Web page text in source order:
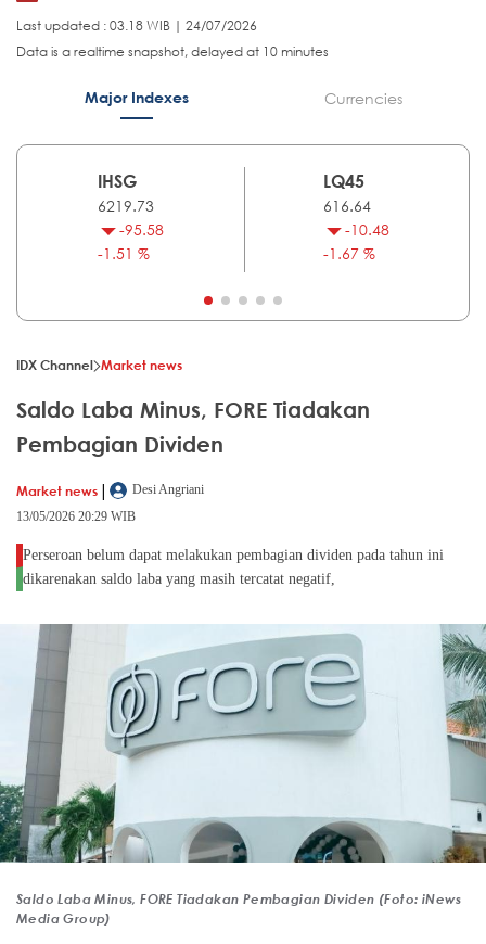
Last updated : 03.18 WIB | 24/07/2026
Data is a realtime snapshot, delayed at 10 minutes
Major Indexes Currencies
IHSG
6219.73
-95.58
-1.51 %
LQ45
616.64
-10.48
-1.67 %
IDX Channel Market news
Saldo Laba Minus, FORE Tiadakan
Pembagian Dividen
Market news |
Desi Angriani
13/05/2026 20:29 WIB
Perseroan belum dapat melakukan pembagian dividen pada tahun ini
dikarenakan saldo laba yang masih tercatat negatif,
Saldo Laba Minus, FORE Tiadakan Pembagian Dividen (Foto: iNews
Media Group)